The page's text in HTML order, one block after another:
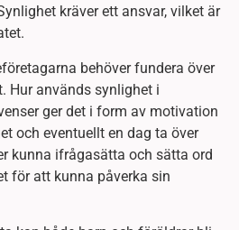
kräver ett ansvar, vilket är
behöver fundera över
Hur används synlighet i
ger det i form av motivation
och eventuellt en dag ta över
kunna ifrågasätta och sätta ord
för att kunna påverka sin